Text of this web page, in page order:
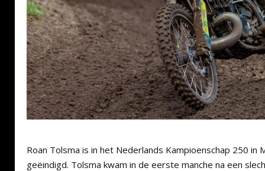
Roan Tolsma is in het Nederlands Kampioenschap 250 in
geëindigd. Tolsma kwam in de eerste manche na een